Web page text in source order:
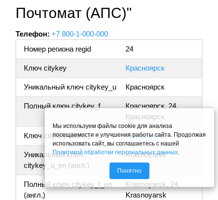
Почтомат (АПС)"
Телефон: +7 800-1-000-000
Номер региона regid
24
Ключ citykey Красноярск
Уникальный ключ citykey_u Красноярск
Полный ключ citykey_f
Красноярск, 24,
Красноярск
Ключ citykey (англ.) Krasnoyarsk
Уникальный ключ
citykey_u_en (англ.)
Krasnoyarsk
Полный ключ citykey_f_en
(англ.)
Krasnoyarsk, 24,
Krasnoyarsk
Мы используем файлы cookie для анализа
посещаемости и улучшения работы сайта. Продолжая
использовать сайт, вы соглашаетесь с нашей
Политикой обработки персональных данных.
Понятно